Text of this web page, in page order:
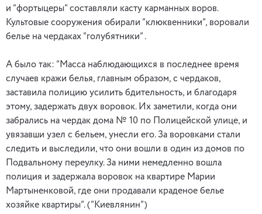
и “фортыцеры” составляли касту карманных воров.
Культовые сооружения обирали “клюквенники”, воровали
белье на чердаках “голубятники” .
А было так: “Масса наблюдающихся в последнее время
случаев кражи белья, главным образом, с чердаков,
заставила полицию усилить бдительность, и благодаря
этому, задержать двух воровок. Их заметили, когда они
забрались на чердак дома № 10 по Полицейской улице, и
увязавши узел с бельем, унесли его. За воровками стали
следить и выследили, что они вошли в один из домов по
Подвальному переулку. За ними немедленно вошла
полиция и задержала воровок на квартире Марии
Мартыненковой, где они продавали краденое белье
хозяйке квартиры”. (“Киевлянин”)